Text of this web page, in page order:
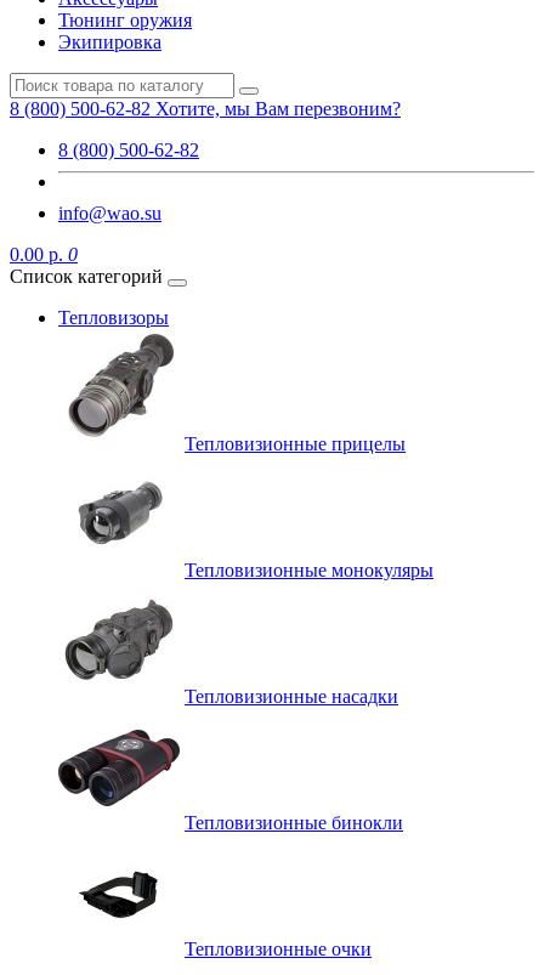
Тюнинг оружия
Экипировка
8 (800) 500-62-82 Хотите, мы Вам перезвоним?
8 (800) 500-62-82
info@wao.su
0.00 р. 0
Список категорий
Тепловизоры
Тепловизионные прицелы
Тепловизионные монокуляры
Тепловизионные насадки
Тепловизионные бинокли
Тепловизионные очки